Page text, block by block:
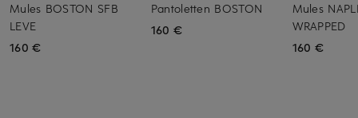
Mules BOSTON SFB
LEVE
160 €
Pantoletten BOSTON
160 €
Mules
WRAPPED
160 €